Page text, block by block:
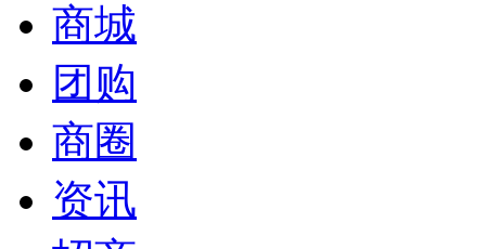
商城
团购
商圈
资讯